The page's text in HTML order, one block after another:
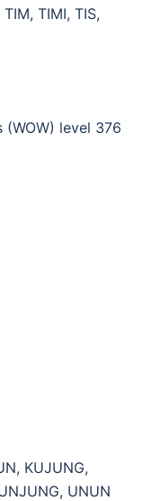
TIM, TIMI, TIS,
(WOW) level 376
KUJUNG,
UNUN